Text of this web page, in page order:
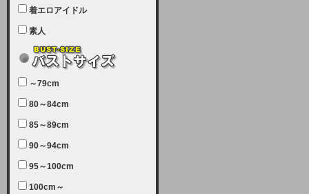
【サーバーメンテナンス完了のお知
本日、サーバーメンテナンスのため
ユーザー様には大変ご迷惑をおかけ
しました。無事、メンテナンスが完
致します。
2025-06-11 (水)
【サーバーメンテナンス実施につい
7月5日（土曜日）午前7：00から午
着エロアイドル
素人
～79cm
80～84cm
85～89cm
90～94cm
95～100cm
100cm～